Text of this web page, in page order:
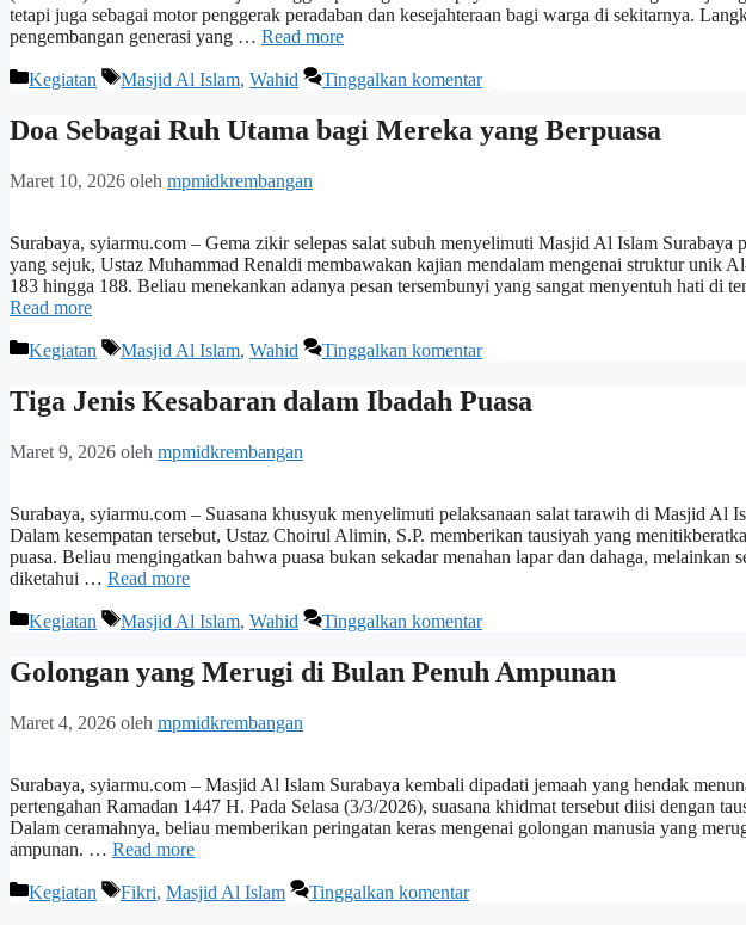
tetapi juga sebagai motor penggerak peradaban dan kesejahteraan bagi warga di sekitarnya.
pengembangan generasi yang … Read more
Kategori
Kegiatan Tag
Masjid Al Islam, Wahid Tinggalkan komentar
Doa Sebagai Ruh Utama bagi Mereka yang Berpuasa
Maret 10, 2026 oleh mpmidkrembangan
Surabaya, syiarmu.com – Gema zikir selepas salat subuh menyelimuti Masjid Al Islam Surabaya
yang sejuk, Ustaz Muhammad Renaldi membawakan kajian mendalam mengenai struktur unik
183 hingga 188. Beliau menekankan adanya pesan tersembunyi yang sangat menyentuh hati di
Read more
Kategori
Kegiatan Tag
Masjid Al Islam, Wahid Tinggalkan komentar
Tiga Jenis Kesabaran dalam Ibadah Puasa
Maret 9, 2026 oleh mpmidkrembangan
Surabaya, syiarmu.com – Suasana khusyuk menyelimuti pelaksanaan salat tarawih di Masjid Al
Dalam kesempatan tersebut, Ustaz Choirul Alimin, S.P. memberikan tausiyah yang
puasa. Beliau mengingatkan bahwa puasa bukan sekadar menahan lapar dan dahaga, melainkan
diketahui … Read more
Kategori
Kegiatan Tag
Masjid Al Islam, Wahid Tinggalkan komentar
Golongan yang Merugi di Bulan Penuh Ampunan
Maret 4, 2026 oleh mpmidkrembangan
Surabaya, syiarmu.com – Masjid Al Islam Surabaya kembali dipadati jemaah yang hendak
pertengahan Ramadan 1447 H. Pada Selasa (3/3/2026), suasana khidmat tersebut diisi dengan
Dalam ceramahnya, beliau memberikan peringatan keras mengenai golongan manusia yang
ampunan. … Read more
Kategori
Kegiatan Tag
Fikri, Masjid Al Islam Tinggalkan komentar